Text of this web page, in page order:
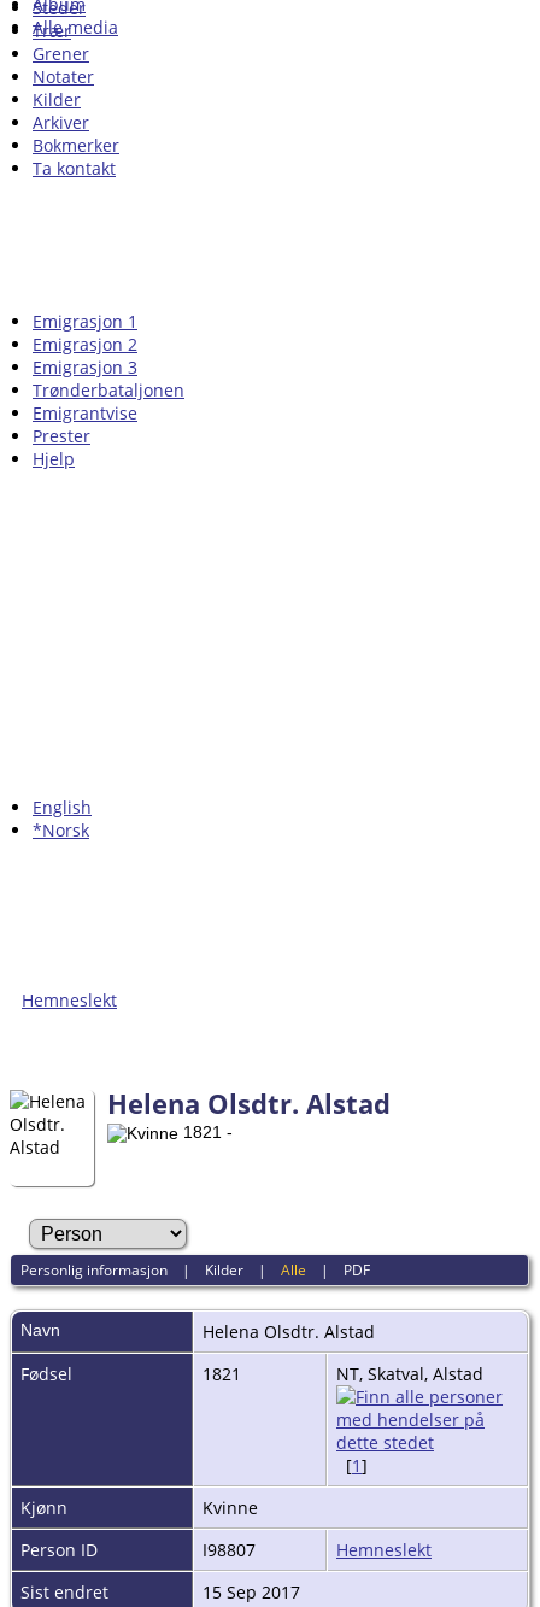
Alle media
Steder
Trær
Grener
Notater
Kilder
Arkiver
Bokmerker
Ta kontakt
Emigrasjon 1
Emigrasjon 2
Emigrasjon 3
Trønderbataljonen
Emigrantvise
Prester
Hjelp
English
*Norsk
Hemneslekt
Helena Olsdtr. Alstad
1821 -
Personlig informasjon | Kilder |Alle | PDF
Navn Helena Olsdtr. Alstad
Fødsel
1821 NT, Skatval, Alstad
[1]
Kjønn
Kvinne
Person ID
I98807
Hemneslekt
Sist endret
15 Sep 2017